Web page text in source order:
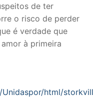
de ter
o risco de perder
é verdade que
à primeira
html/